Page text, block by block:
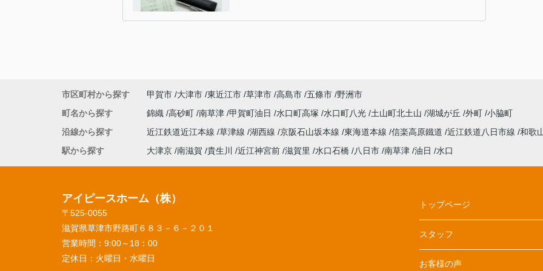
市区町村から探す 甲賀市 大津市 東近江市 草津市 高島市 五條市 野洲市
町名から探す
錦織 高砂町 南草津 甲賀町油日 水口町高塚 水口町八光 土山町北土山 湖城が丘 外町 小脇町
沿線から探す
近江鉄道近江本線 草津線 湖西線 京阪石山坂本線 東海道本線 信楽高原鐵道 近江鉄道八日市線 和歌
駅から探す
大津京 南滋賀 貴生川 近江神宮前 滋賀里 水口石橋 八日市 南草津 油日 水口
アイピースホーム（株）
〒525-0055
滋賀県草津市野路町６８３－６－２０１
営業時間： 9:00～18：00
定休日： 火曜日・水曜日
トップページ
スタッフ
お客様の声